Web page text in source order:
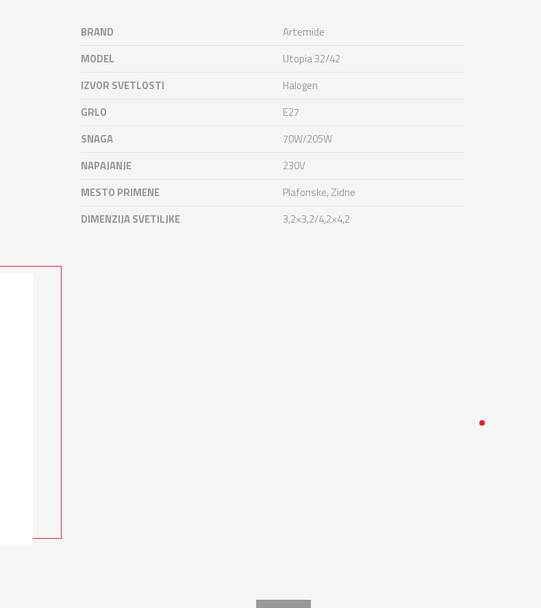
BRAND
Artemide
MODEL
Utopia 32/42
IZVOR SVETLOSTI
Halogen
GRLO
E27
SNAGA
70W/205W
NAPAJANJE
230V
MESTO PRIMENE
Plafonske, Zidne
DIMENZIJA SVETILJKE
3,2×3,2/4,2×4,2